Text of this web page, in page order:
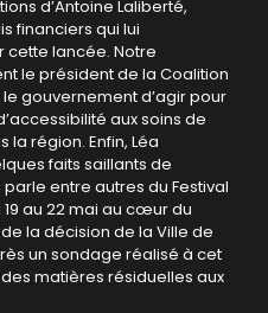
d’Antoine Laliberté,
financiers qui lui
cette lancée. Notre
le président de la Coalition
gouvernement d’agir pour
aux soins de
la région. Enfin, Léa
faits saillants de
entre autres du Festival
au 22 mai au cœur du
la décision de la Ville de
un sondage réalisé à cet
matières résiduelles aux